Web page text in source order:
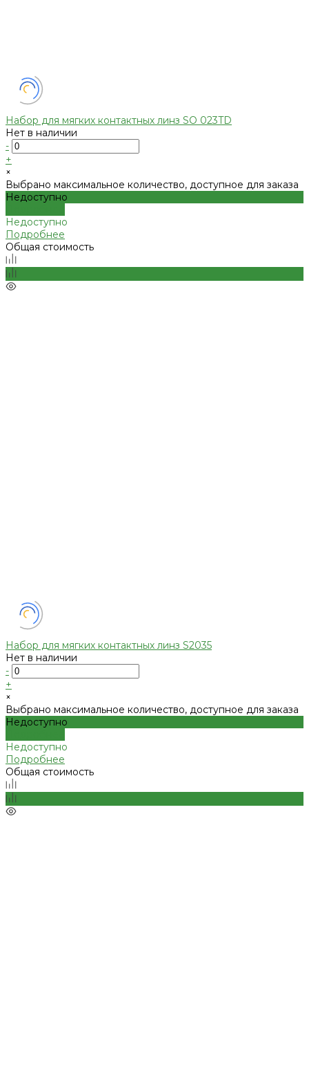
Набор для мягких контактных линз SO 023TD
Нет в наличии
-
+
×
Выбрано максимальное количество, доступное для заказа
Недоступно
Недоступно
Подробнее
Общая стоимость
Набор для мягких контактных линз S2035
Нет в наличии
-
+
×
Выбрано максимальное количество, доступное для заказа
Недоступно
Недоступно
Подробнее
Общая стоимость